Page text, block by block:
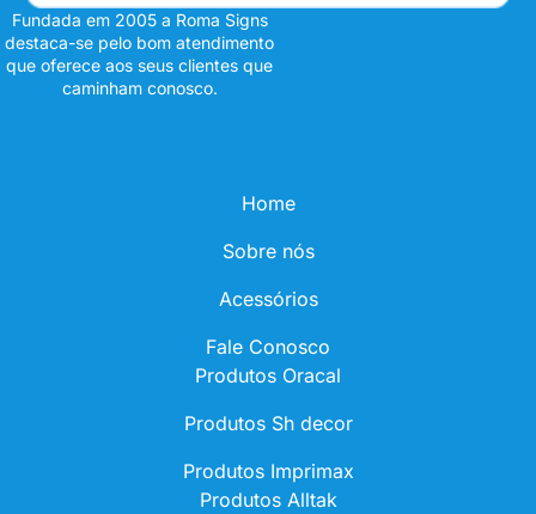
Fundada em 2005 a Roma Signs
destaca-se pelo bom atendimento
que oferece aos seus clientes que
caminham conosco.
Home
Sobre nós
Acessórios
Fale Conosco
Produtos Oracal
Produtos Sh decor
Produtos Imprimax
Produtos Alltak